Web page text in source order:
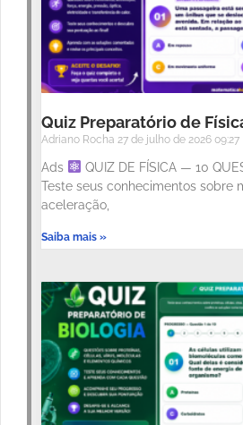
Quiz Preparatório de
Adriano Rocha 27 de julho de 2026 09:27
Ads
QUIZ DE FÍSICA — 10
Teste seus conhecimentos sobre
aceleração,
Saiba mais »